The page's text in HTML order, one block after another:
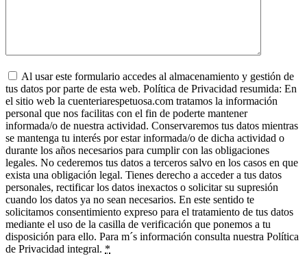
Al usar este formulario accedes al almacenamiento y gestión de
tus datos por parte de esta web. Política de Privacidad resumida: En
el sitio web la cuenteriarespetuosa.com tratamos la información
personal que nos facilitas con el fin de poderte mantener
informada/o de nuestra actividad. Conservaremos tus datos mientras
se mantenga tu interés por estar informada/o de dicha actividad o
durante los años necesarios para cumplir con las obligaciones
legales. No cederemos tus datos a terceros salvo en los casos en que
exista una obligación legal. Tienes derecho a acceder a tus datos
personales, rectificar los datos inexactos o solicitar su supresión
cuando los datos ya no sean necesarios. En este sentido te
solicitamos consentimiento expreso para el tratamiento de tus datos
mediante el uso de la casilla de verificación que ponemos a tu
disposición para ello. Para m´s información consulta nuestra Política
de Privacidad integral. *